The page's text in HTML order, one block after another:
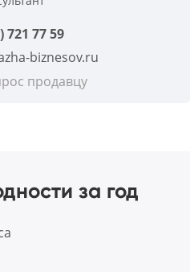
721 77 59
biznesov.ru
продавцу
за год